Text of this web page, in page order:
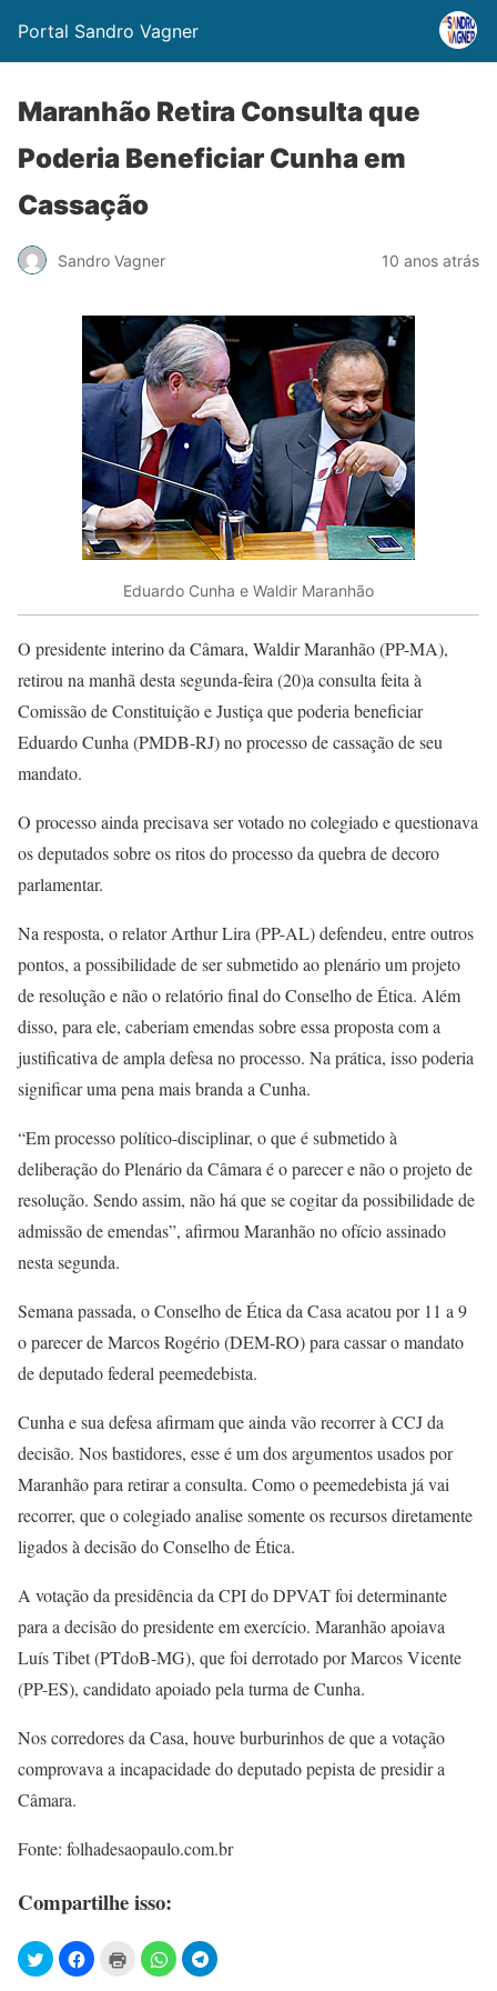
Portal Sandro Vagner
Maranhão Retira Consulta que
Poderia Beneficiar Cunha em
Cassação
Sandro Vagner 10 anos atrás
Eduardo Cunha e Waldir Maranhão
O presidente interino da Câmara, Waldir Maranhão (PP-MA),
retirou na manhã desta segunda-feira (20)a consulta feita à
Comissão de Constituição e Justiça que poderia beneficiar
Eduardo Cunha (PMDB-RJ) no processo de cassação de seu
mandato.
O processo ainda precisava ser votado no colegiado e questionava
os deputados sobre os ritos do processo da quebra de decoro
parlamentar.
Na resposta, o relator Arthur Lira (PP-AL) defendeu, entre outros
pontos, a possibilidade de ser submetido ao plenário um projeto
de resolução e não o relatório final do Conselho de Ética. Além
disso, para ele, caberiam emendas sobre essa proposta com a
justificativa de ampla defesa no processo. Na prática, isso poderia
significar uma pena mais branda a Cunha.
“Em processo político-disciplinar, o que é submetido à
deliberação do Plenário da Câmara é o parecer e não o projeto de
resolução. Sendo assim, não há que se cogitar da possibilidade de
admissão de emendas”, afirmou Maranhão no ofício assinado
nesta segunda.
Semana passada, o Conselho de Ética da Casa acatou por 11 a 9
o parecer de Marcos Rogério (DEM-RO) para cassar o mandato
de deputado federal peemedebista.
Cunha e sua defesa afirmam que ainda vão recorrer à CCJ da
decisão. Nos bastidores, esse é um dos argumentos usados por
Maranhão para retirar a consulta. Como o peemedebista já vai
recorrer, que o colegiado analise somente os recursos diretamente
ligados à decisão do Conselho de Ética.
A votação da presidência da CPI do DPVAT foi determinante
para a decisão do presidente em exercício. Maranhão apoiava
Luís Tibet (PTdoB-MG), que foi derrotado por Marcos Vicente
(PP-ES), candidato apoiado pela turma de Cunha.
Nos corredores da Casa, houve burburinhos de que a votação
comprovava a incapacidade do deputado pepista de presidir a
Câmara.
Fonte: folhadesaopaulo.com.br
Compartilhe isso: